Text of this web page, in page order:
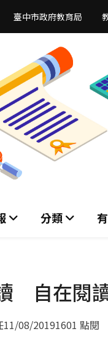
臺中市政府教育局
分類
自在閱
11/08/20191601 點閱